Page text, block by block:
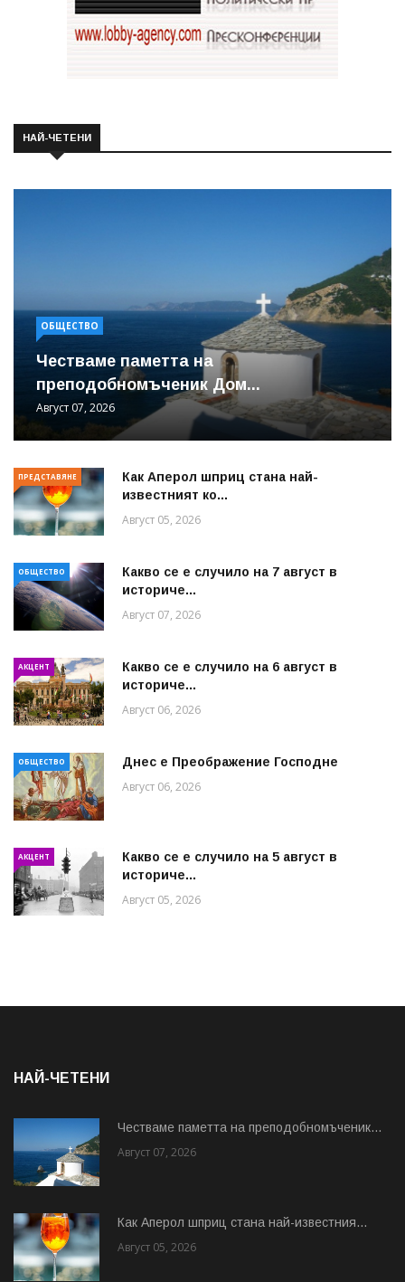
НАЙ-ЧЕТЕНИ
ОБЩЕСТВО
Честваме паметта на
преподобномъченик Дом...
Август 07, 2026
ПРЕДСТАВЯНЕ
Как Аперол шприц стана най-
известният ко...
Август 05, 2026
ОБЩЕСТВО
Какво се е случило на 7 август в
историче...
Август 07, 2026
АКЦЕНТ
Какво се е случило на 6 август в
историче...
Август 06, 2026
ОБЩЕСТВО Днес е Преображение Господне
Август 06, 2026
АКЦЕНТ
Какво се е случило на 5 август в
историче...
Август 05, 2026
НАЙ-ЧЕТЕНИ
Честваме паметта на преподобномъченик...
Август 07, 2026
Как Аперол шприц стана най-известния...
Август 05, 2026